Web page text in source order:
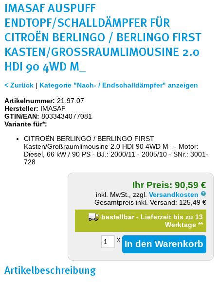
IMASAF AUSPUFF
ENDTOPF/SCHALLDÄMPFER FÜR
CITROËN BERLINGO / BERLINGO FIRST
KASTEN/GROSSRAUMLIMOUSINE 2.0 H
DI 90 4WD M_
< Zurück| Kategorie "Nach- / Endschalldämpfer" anzeigen
Artikelnummer: 21.97.07
Hersteller: IMASAF
GTIN/EAN: 8033434077081
Variante für*:
CITROËN BERLINGO / BERLINGO FIRST
Kasten/Großraumlimousine 2.0 HDI 90 4WD M_ - Motor:
Diesel, 66 kW / 90 PS - BJ.: 2000/11 - 2005/10 - SNr.: 3001-
728
Ihr Preis: 90,59 €
inkl. MwSt., zzgl.Versandkosten
Gesamtpreis inkl. Versand: 125,49 €
bestellbar - Lieferzeit bis zu 13
Werktage**
x
Artikelbeschreibung